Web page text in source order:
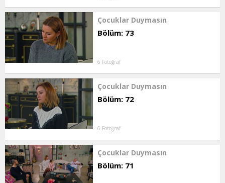
Çocuklar Duymasın
Bölüm: 73
6 Fotoğraf
Çocuklar Duymasın
Bölüm: 72
6 Fotoğraf
Çocuklar Duymasın
Bölüm: 71